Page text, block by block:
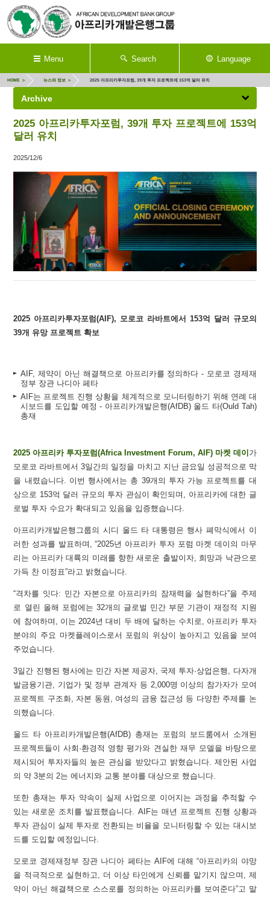
Menu Search Language
HOME 뉴스와 정보 2025 아프리카투자포럼, 39개 투자 프로젝트에 153억 달러 유치
Archive
2025 아프리카투자포럼, 39개 투자 프로젝트에 153억
달러 유치
2025/12/6
2025 아프리카투자포럼(AIF), 모로코 라바트에서 153억 달러 규모의
39개 유망 프로젝트 확보
AIF, 제약이 아닌 해결책으로 아프리카를 정의하다 - 모로코 경제재
정부 장관 나디아 페타
AIF는 프로젝트 진행 상황을 체계적으로 모니터링하기 위해 연례 대
시보드를 도입할 예정 - 아프리카개발은행(AfDB) 울드 타(Ould Tah)
총재
2025 아프리카 투자포럼(Africa Investment Forum, AIF) 마켓 데이 가
모로코 라바트에서 3일간의 일정을 마치고 지난 금요일 성공적으로 막
을 내렸습니다. 이번 행사에서는 총 39개의 투자 가능 프로젝트를 대
상으로 153억 달러 규모의 투자 관심이 확인되며, 아프리카에 대한 글
로벌 투자 수요가 확대되고 있음을 입증했습니다.
아프리카개발은행그룹의 시디 울드 타 대통령은 행사 폐막식에서 이
러한 성과를 발표하며, “2025년 아프리카 투자 포럼 마켓 데이의 마무
리는 아프리카 대륙의 미래를 향한 새로운 출발이자, 희망과 낙관으로
가득 찬 이정표”라고 밝혔습니다.
“격차를 잇다: 민간 자본으로 아프리카의 잠재력을 실현하다”을 주제
로 열린 올해 포럼에는 32개의 글로벌 민간 부문 기관이 재정적 지원
에 참여하며, 이는 2024년 대비 두 배에 달하는 수치로, 아프리카 투자
분야의 주요 마켓플레이스로서 포럼의 위상이 높아지고 있음을 보여
주었습니다.
3일간 진행된 행사에는 민간 자본 제공자, 국제 투자·상업은행, 다자개
발금융기관, 기업가 및 정부 관계자 등 2,000명 이상의 참가자가 모여
프로젝트 구조화, 자본 동원, 여성의 금융 접근성 등 다양한 주제를 논
의했습니다.
울드 타 아프리카개발은행(AfDB) 총재는 포럼의 보드룸에서 소개된
프로젝트들이 사회·환경적 영향 평가와 견실한 재무 모델을 바탕으로
제시되어 투자자들의 높은 관심을 받았다고 밝혔습니다. 제안된 사업
의 약 3분의 2는 에너지와 교통 분야를 대상으로 했습니다.
또한 총재는 투자 약속이 실제 사업으로 이어지는 과정을 추적할 수
있는 새로운 조치를 발표했습니다. AIF는 매년 프로젝트 진행 상황과
투자 관심이 실제 투자로 전환되는 비율을 모니터링할 수 있는 대시보
드를 도입할 예정입니다.
모로코 경제재정부 장관 나디아 페타는 AIF에 대해 “아프리카의 야망
을 적극적으로 실현하고, 더 이상 타인에게 신뢰를 맡기지 않으며, 제
약이 아닌 해결책으로 스스로를 정의하는 아프리카를 보여준다”고 말